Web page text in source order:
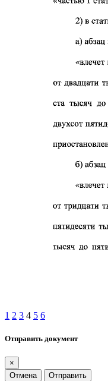
1 2 3 4 5 6
Отправить документ
×
Отмена
Отправить